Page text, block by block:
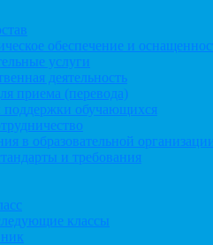
обеспечение и
услуги
деятельность
приема (перевода)
обучающихся
в образовательной организации
и требования
классы